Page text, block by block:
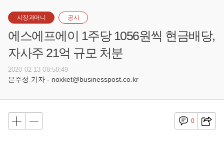
시장과머니 공시
에스에프에이 1주당 1056원씩 현금배당,
자사주 21억 규모 처분
2020-02-13 08:58:49
은주성 기자 - noxket@businesspost.co.kr
0